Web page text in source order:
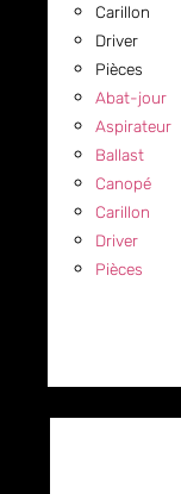
Carillon
Driver
Pièces
Abat-jour
Aspirateur
Ballast
Canopé
Carillon
Driver
Pièces